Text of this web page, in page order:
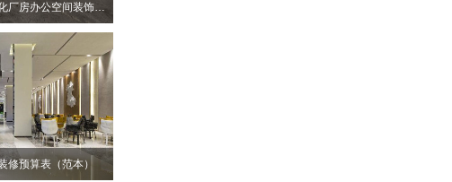
深圳南山个性化厂房办公空间装饰设计
修预算表（范本）